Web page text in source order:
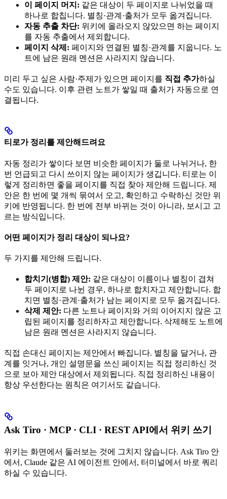
이 페이지 머지: 같은 대상이 두 페이지로 나뉘었을 때
하나로 합칩니다. 별칭·관계·출처가 모두 옮겨집니다.
자동 추출 차단: 위키에 올라오지 않았으면 하는 페이지
를 자동 추출에서 제외합니다.
페이지 삭제: 페이지와 연결된 별칭·관계를 지웁니다. 노
트에 남은 원래 멘션은 사라지지 않습니다.
미리 두고 싶은 사람·주제가 있으면 페이지를 직접 추가하실
수도 있습니다. 이후 관련 노트가 쌓일 때 출처가 자동으로 연
결됩니다.
티로가 정리를 제안해드려요
자동 정리가 쌓이다 보면 비슷한 페이지가 둘로 나뉘거나, 한
번 언급되고 다시 쓰이지 않는 페이지가 생깁니다. 티로는 이
렇게 정리하면 좋을 페이지를 직접 찾아 제안해 드립니다. 제
안은 한 번에 몇 개씩 묶여서 오고, 확인하고 수락하신 것만 위
키에 반영됩니다. 한 번에 전부 바뀌는 것이 아니라, 보시고 고
르는 방식입니다.
어떤 페이지가 정리 대상이 되나요?
두 가지를 제안해 드립니다.
합치기(병합) 제안: 같은 대상이 이름이나 별칭이 겹쳐
두 페이지로 나뉜 경우, 하나로 합치자고 제안합니다. 합
치면 별칭·관계·출처가 남는 페이지로 모두 옮겨집니다.
삭제 제안: 다른 노트나 페이지와 거의 이어지지 않은 고
립된 페이지를 정리하자고 제안합니다. 삭제해도 노트에
남은 원래 멘션은 사라지지 않습니다.
직접 손대신 페이지는 제안에서 빠집니다. 별칭을 달거나, 관
계를 잇거나, 개인 설명문을 쓰신 페이지는 직접 정리하신 것
으로 보아 제안 대상에서 제외됩니다. 직접 정리하신 내용이
항상 우선한다는 원칙은 여기서도 같습니다.
Ask Tiro · MCP · CLI · REST API에서 위키 쓰기
위키는 화면에서 둘러보는 것에 그치지 않습니다. Ask Tiro 안
에서, Claude 같은 AI 에이전트 안에서, 터미널에서 바로 쿼리
하실 수 있습니다.